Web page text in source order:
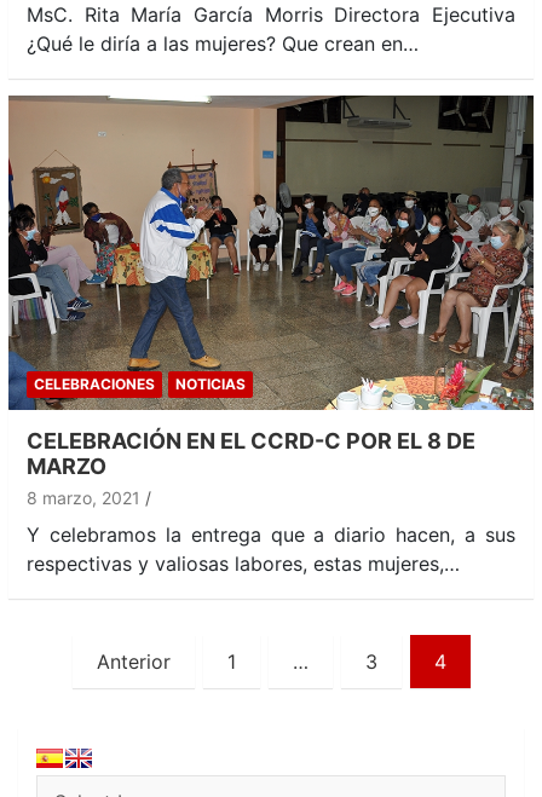
MsC. Rita María García Morris Directora Ejecutiva
¿Qué le diría a las mujeres? Que crean en…
CELEBRACIONES NOTICIAS
CELEBRACIÓN EN EL CCRD-C POR EL 8 DE
MARZO
8 marzo, 2021
Y celebramos la entrega que a diario hacen, a sus
respectivas y valiosas labores, estas mujeres,…
Paginación
entradas
Anterior 1 … 3 4